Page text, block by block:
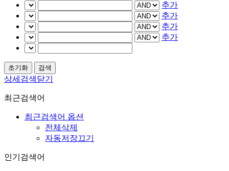
추가
추가
추가
추가
상세검색닫기
최근검색어
최근검색어 옵션
전체삭제
자동저장끄기
인기검색어